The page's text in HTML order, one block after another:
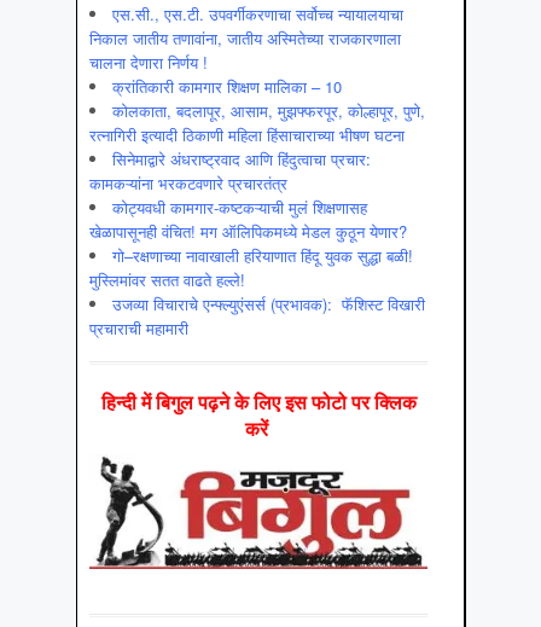
एस.सी., एस.टी. उपवर्गीकरणाचा सर्वोच्च न्यायालयाचा
निकाल जातीय तणावांना, जातीय अस्मितेच्या राजकारणाला
चालना देणारा निर्णय !
क्रांतिकारी कामगार शिक्षण मालिका – 10
कोलकाता, बदलापूर, आसाम, मुझफ्फरपूर, कोल्हापूर, पुणे,
रत्नागिरी इत्यादी ठिकाणी महिला हिंसाचाराच्या भीषण घटना
सिनेमाद्वारे अंधराष्ट्रवाद आणि हिंदुत्वाचा प्रचार:
कामकऱ्यांना भरकटवणारे प्रचारतंत्र
कोट्यवधी कामगार-कष्टकऱ्याची मुलं शिक्षणासह
खेळापासूनही वंचित! मग ऑलिपिकमध्ये मेडल कुठून येणार?
गो–रक्षणाच्या नावाखाली हरियाणात हिंदू युवक सुद्धा बळी!
मुस्लिमांवर सतत वाढते हल्ले!
उजव्या विचाराचे एन्फ्ल्युएंसर्स (प्रभावक): फॅशिस्ट विखारी
प्रचाराची महामारी
हिन्‍दी में बिगुल पढ़ने के लिए इस फोटो पर क्लिक
करें